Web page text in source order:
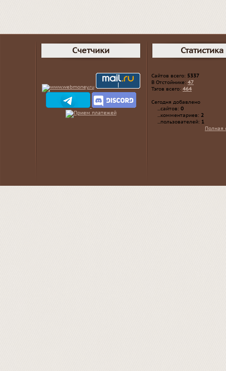
Счетчики Статистика
Сайтов всего: 5337
В Отстойнике: 47
Тэгов всего: 464
Сегодня добавлено
...сайтов: 0
...комментариев: 2
...пользователей: 1
Полная